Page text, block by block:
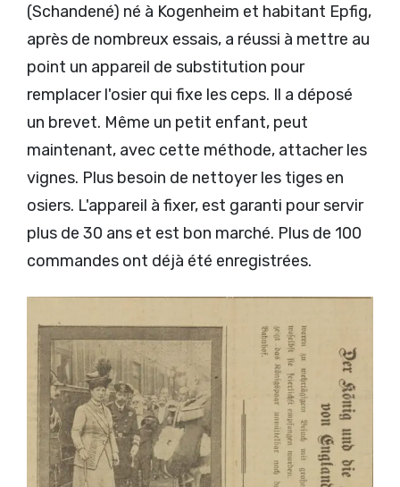
(Schandené) né à Kogenheim et habitant Epfig,
après de nombreux essais, a réussi à mettre au
point un appareil de substitution pour
remplacer l'osier qui fixe les ceps. Il a déposé
un brevet. Même un petit enfant, peut
maintenant, avec cette méthode, attacher les
vignes. Plus besoin de nettoyer les tiges en
osiers. L'appareil à fixer, est garanti pour servir
plus de 30 ans et est bon marché. Plus de 100
commandes ont déjà été enregistrées.